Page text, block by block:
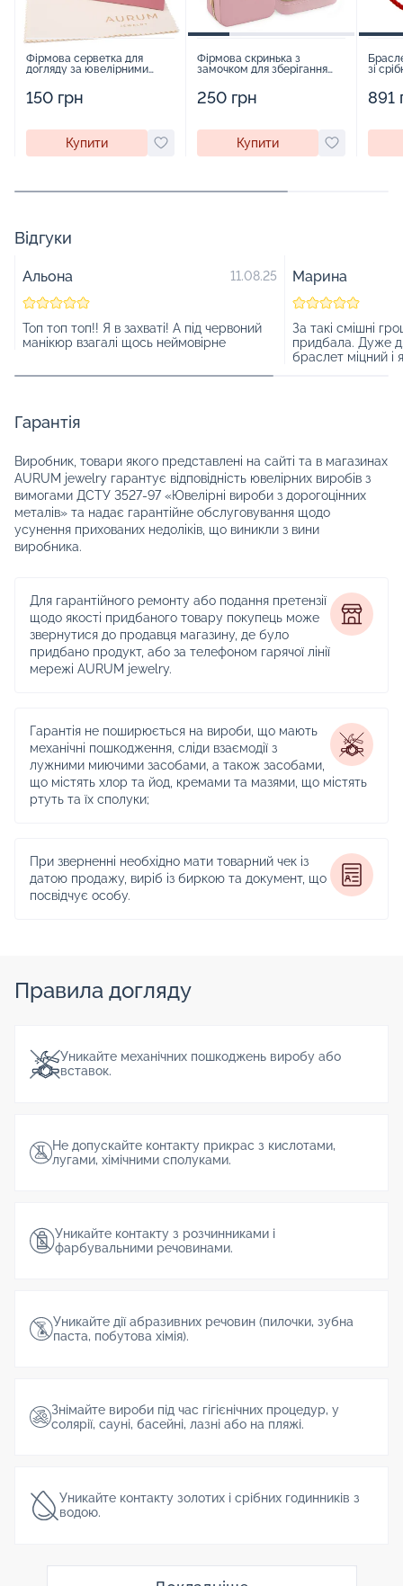
Фірмова серветка для
догляду за ювелірними
150 грн
Купити
Фірмова скринька з
замочком для зберігання
250 грн
Купити
зі
891
Відгуки
Альона 11.08.25
Топ топ топ!! Я в захваті! А під червоний
манікюр взагалі щось неймовірне
Марина
За такі смішні
придбала. Дуже
браслет міцний і
Гарантія
Виробник, товари якого представлені на сайті та в магазинах
AURUM jewelry гарантує відповідність ювелірних виробів з
вимогами ДСТУ 3527-97 «Ювелірні вироби з дорогоцінних
металів» та надає гарантійне обслуговування щодо
усунення прихованих недоліків, що виникли з вини
виробника.
Для гарантійного ремонту або подання претензії
щодо якості придбаного товару покупець може
звернутися до продавця магазину, де було
придбано продукт, або за телефоном гарячої лінії
мережі AURUM jewelry.
Гарантія не поширюється на вироби, що мають
механічні пошкодження, сліди взаємодії з
лужними миючими засобами, а також засобами,
що містять хлор та йод, кремами та мазями, що містять
ртуть та їх сполуки;
При зверненні необхідно мати товарний чек із
датою продажу, виріб із биркою та документ, що
посвідчує особу.
Правила догляду
Уникайте механічних пошкоджень виробу або
вставок.
Не допускайте контакту прикрас з кислотами,
лугами, хімічними сполуками.
Уникайте контакту з розчинниками і
фарбувальними речовинами.
Уникайте дії абразивних речовин (пилочки, зубна
паста, побутова хімія).
Знімайте вироби під час гігієнічних процедур, у
солярії, сауні, басейні, лазні або на пляжі.
Уникайте контакту золотих і срібних годинників з
водою.